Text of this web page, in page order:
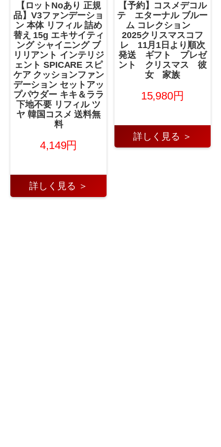
【ロットNoあり 正規
品】V3ファンデーショ
ン 本体 リフィル 詰め
替え 15g エキサイティ
ング シャイニング ブ
リリアント インテリジ
ェント SPICARE スピ
ケア クッションファン
デーション セットアッ
プパウダー キキ＆ララ
下地不要 リフィル ツ
ヤ 韓国コスメ 送料無
料
4,149円
詳しく見る ＞
【予約】コスメデコル
テ エターナル ブルー
ム コレクション
2025クリスマスコフ
レ 11月1日より順次
発送 ギフト プレゼ
ント クリスマス 彼
女 家族
15,980円
詳しく見る ＞